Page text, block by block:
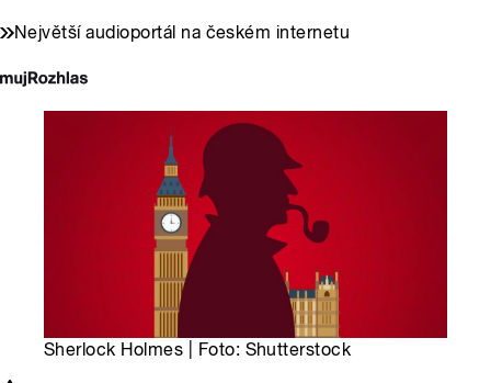
Největší audioportál na českém internetu
Sherlock Holmes | Foto: Shutterstock